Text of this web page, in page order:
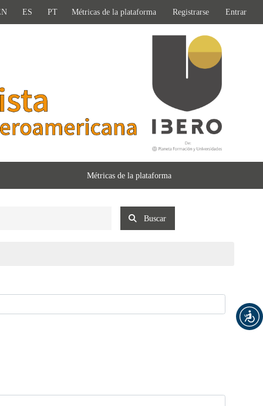
ES PT Métricas de la plataforma Registrarse Entrar
Métricas de la plataforma
Buscar